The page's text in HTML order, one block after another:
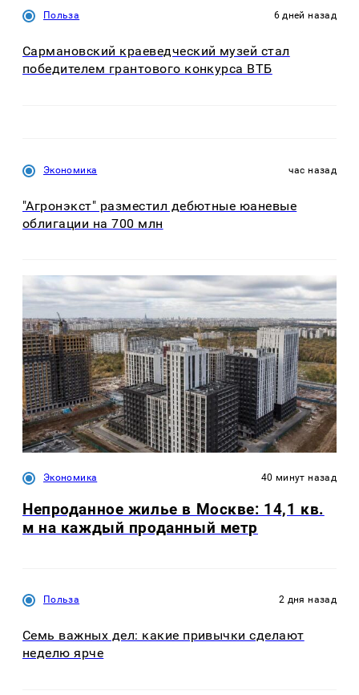
Польза 6 дней назад
Сармановский краеведческий музей стал
победителем грантового конкурса ВТБ
Экономика час назад
"Агронэкст" разместил дебютные юаневые
облигации на 700 млн
Экономика 40 минут назад
Непроданное жилье в Москве: 14,1 кв.
м на каждый проданный метр
Польза 2 дня назад
Семь важных дел: какие привычки сделают
неделю ярче